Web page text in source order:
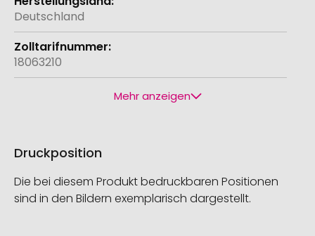
Deutschland
18063210
Mehr anzeigen
Druckposition
Die bei diesem Produkt bedruckbaren Positionen
sind in den Bildern exemplarisch dargestellt.